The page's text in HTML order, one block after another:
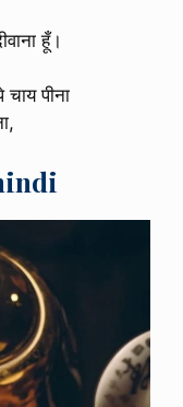
हूँ।
पीना